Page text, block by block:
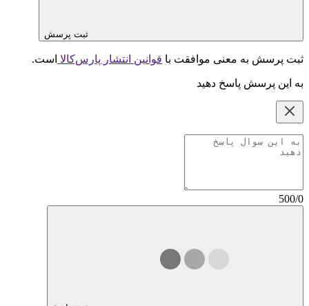
ثبت پرسش
ثبت پرسش به معنی موافقت با قوانین انتشار پارس‌کالا است.
به این پرسش پاسخ دهید
500/0